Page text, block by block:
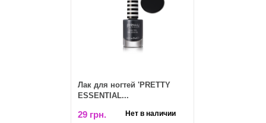
Лак для ногтей 'PRETTY
ESSENTIAL...
29 грн. Нет в наличии